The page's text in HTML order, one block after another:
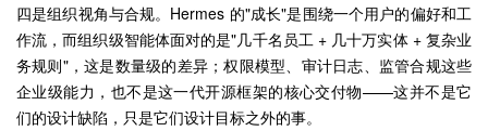
四是组织视角与合规。Hermes 的"成长"是围绕一个用户的偏好和工
作流，而组织级智能体面对的是"几千名员工 + 几十万实体 + 复杂业
务规则"，这是数量级的差异；权限模型、审计日志、监管合规这些
企业级能力，也不是这一代开源框架的核心交付物——这并不是它
们的设计缺陷，只是它们设计目标之外的事。